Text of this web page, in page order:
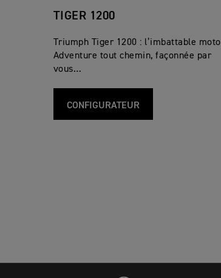
TIGER 1200
Triumph Tiger 1200 : l’imbattable moto
Adventure tout chemin, façonnée par
vous…
CONFIGURATEUR